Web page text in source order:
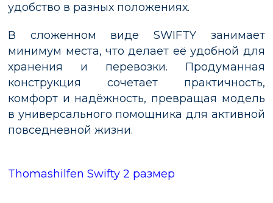
удобство в разных положениях.
В сложенном виде SWIFTY занимает
минимум места, что делает её удобной для
хранения и перевозки. Продуманная
конструкция сочетает практичность,
комфорт и надёжность, превращая модель
в универсального помощника для активной
повседневной жизни.
Thomashilfen Swifty 2 размер